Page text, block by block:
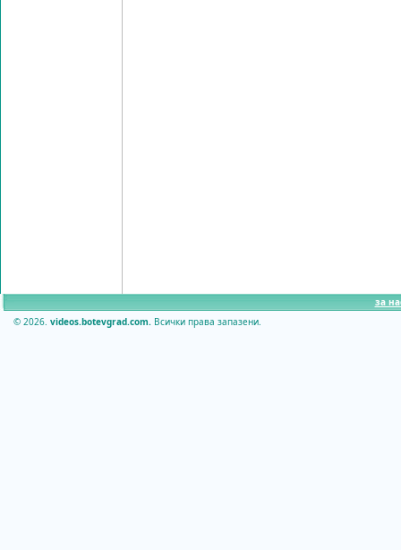
за
© 2026. videos.botevgrad.com. Всички права запазени.